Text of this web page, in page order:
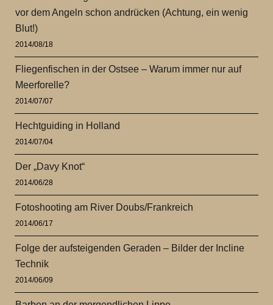
vor dem Angeln schon andrücken (Achtung, ein wenig
Blut!)
2014/08/18
Fliegenfischen in der Ostsee – Warum immer nur auf
Meerforelle?
2014/07/07
Hechtguiding in Holland
2014/07/04
Der „Davy Knot“
2014/06/28
Fotoshooting am River Doubs/Frankreich
2014/06/17
Folge der aufsteigenden Geraden – Bilder der Incline
Technik
2014/06/09